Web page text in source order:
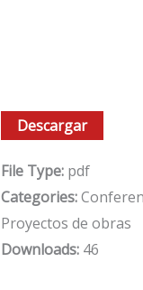
Descargar
File Type: pdf
Categories:
Proyectos de obras
Downloads: 46